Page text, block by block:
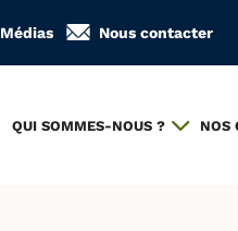
Médias Nous contacter
QUI SOMMES-NOUS ? NOS